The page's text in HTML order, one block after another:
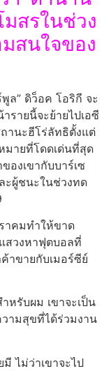
มสรในช่วง
สนใจของ
ล” ดิว็อค โอริกี จะ
รายนี้จะย้ายไปเอซี
านะฮีโร่ลัทธิตั้งแต่
มายที่โดดเด่นที่สุด
องเขากับบาร์เซ
ะผู้ชนะในช่วงทด
าคมทำให้ขาด
สวงหาฟุตบอลที่
าขายกับเมอร์ซีย์
หรับผม เขาจะเป็น
ามสุขที่ได้ร่วมงาน
ไม่ว่าเขาจะไป